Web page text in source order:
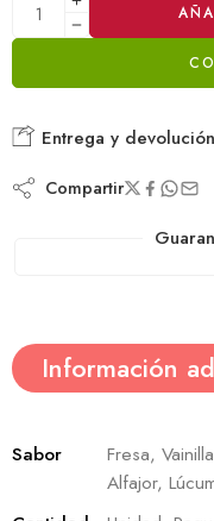
Entrega y devolución
Compartir
Información
Sabor
Fresa,
Alfajor,